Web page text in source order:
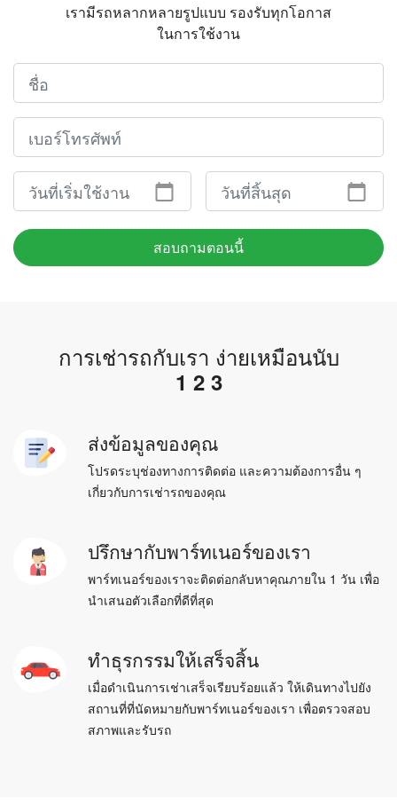
เรามีรถหลากหลายรูปแบบ รองรับทุกโอกาส
ในการใช้งาน
สอบถามตอนนี้
การเช่ารถกับเรา ง่ายเหมือนนับ
1 2 3
ส่งข้อมูลของคุณ
โปรดระบุช่องทางการติดต่อ และความต้องการอื่น ๆ
เกี่ยวกับการเช่ารถของคุณ
ปรึกษากับพาร์ทเนอร์ของเรา
พาร์ทเนอร์ของเราจะติดต่อกลับหาคุณภายใน 1 วัน เพื่อ
นำเสนอตัวเลือกที่ดีที่สุด
ทำธุรกรรมให้เสร็จสิ้น
เมื่อดำเนินการเช่าเสร็จเรียบร้อยแล้ว ให้เดินทางไปยัง
สถานที่ที่นัดหมายกับพาร์ทเนอร์ของเรา เพื่อตรวจสอบ
สภาพและรับรถ